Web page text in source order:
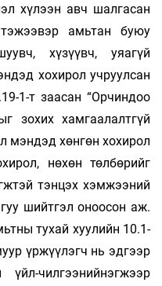
хүлээн авч шалгасан
амьтан буюу
хүзүүвч, уяагүй
хохирол учруулсан
1-т заасан “Орчиндоо
зохих хамгаалалтгүй
мэндэд хөнгөн хохирол
нөхөн төлбөрийг
тэнцэх хэмжээний
шийтгэл оноосон аж.
тухай хуулийн 10.1-
үржүүлэгч нь эдгээр
чилгээнийнэгжээр